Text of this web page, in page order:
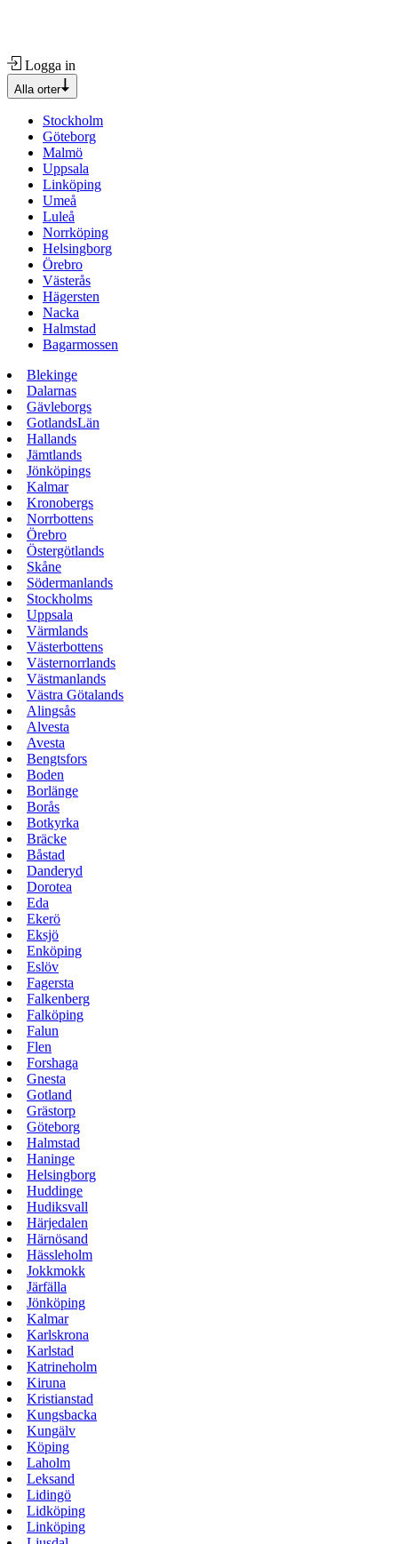
Logga in
Alla orter
Stockholm
Göteborg
Malmö
Uppsala
Linköping
Umeå
Luleå
Norrköping
Helsingborg
Örebro
Västerås
Hägersten
Nacka
Halmstad
Bagarmossen
Blekinge
Dalarnas
Gävleborgs
GotlandsLän
Hallands
Jämtlands
Jönköpings
Kalmar
Kronobergs
Norrbottens
Örebro
Östergötlands
Skåne
Södermanlands
Stockholms
Uppsala
Värmlands
Västerbottens
Västernorrlands
Västmanlands
Västra Götalands
Alingsås
Alvesta
Avesta
Bengtsfors
Boden
Borlänge
Borås
Botkyrka
Bräcke
Båstad
Danderyd
Dorotea
Eda
Ekerö
Eksjö
Enköping
Eslöv
Fagersta
Falkenberg
Falköping
Falun
Flen
Forshaga
Gnesta
Gotland
Grästorp
Göteborg
Halmstad
Haninge
Helsingborg
Huddinge
Hudiksvall
Härjedalen
Härnösand
Hässleholm
Jokkmokk
Järfälla
Jönköping
Kalmar
Karlskrona
Karlstad
Katrineholm
Kiruna
Kristianstad
Kungsbacka
Kungälv
Köping
Laholm
Leksand
Lidingö
Lidköping
Linköping